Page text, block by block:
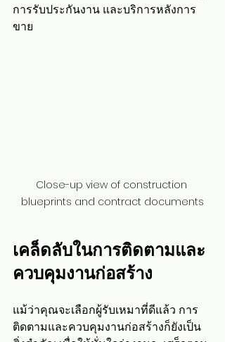
การรับประกันงาน และบริการหลังการ
ขาย
Close-up view of construction
blueprints and contract documents
เคล็ดลับในการติดตามและ
ควบคุมงานก่อสร้าง
แม้ว่าคุณจะเลือกผู้รับเหมาที่ดีแล้ว การ
ติดตามและควบคุมงานก่อสร้างก็ยังเป็น